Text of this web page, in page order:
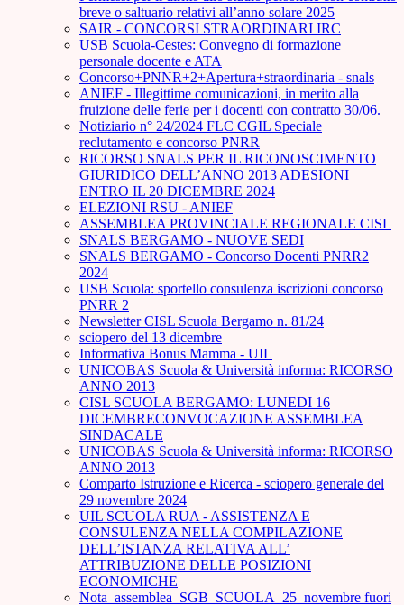
breve o saltuario relativi all’anno solare 2025
SAIR - CONCORSI STRAORDINARI IRC
USB Scuola-Cestes: Convegno di formazione
personale docente e ATA
Concorso+PNNR+2+Apertura+straordinaria - snals
ANIEF - Illegittime comunicazioni, in merito alla
fruizione delle ferie per i docenti con contratto 30/06.
Notiziario n° 24/2024 FLC CGIL Speciale
reclutamento e concorso PNRR
RICORSO SNALS PER IL RICONOSCIMENTO
GIURIDICO DELL’ANNO 2013 ADESIONI
ENTRO IL 20 DICEMBRE 2024
ELEZIONI RSU - ANIEF
ASSEMBLEA PROVINCIALE REGIONALE CISL
SNALS BERGAMO - NUOVE SEDI
SNALS BERGAMO - Concorso Docenti PNRR2
2024
USB Scuola: sportello consulenza iscrizioni concorso
PNRR 2
Newsletter CISL Scuola Bergamo n. 81/24
sciopero del 13 dicembre
Informativa Bonus Mamma - UIL
UNICOBAS Scuola & Università informa: RICORSO
ANNO 2013
CISL SCUOLA BERGAMO: LUNEDI 16
DICEMBRECONVOCAZIONE ASSEMBLEA
SINDACALE
UNICOBAS Scuola & Università informa: RICORSO
ANNO 2013
Comparto Istruzione e Ricerca - sciopero generale del
29 novembre 2024
UIL SCUOLA RUA - ASSISTENZA E
CONSULENZA NELLA COMPILAZIONE
DELL’ISTANZA RELATIVA ALL’
ATTRIBUZIONE DELLE POSIZIONI
ECONOMICHE
Nota_assemblea_SGB_SCUOLA_25_novembre fuori